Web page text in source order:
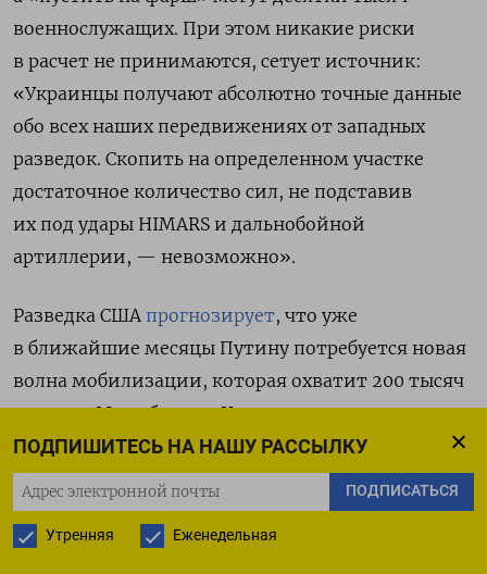
ПОДПИШИТЕСЬ НА НАШУ РАССЫЛКУ
ПОДПИСАТЬСЯ
Утренняя Еженедельная
военнослужащих. При этом никакие риски
в расчет не принимаются, сетует источник:
«Украинцы получают абсолютно точные данные
обо всех наших передвижениях от западных
разведок. Скопить на определенном участке
достаточное количество сил, не подставив
их под удары HIMARS и дальнобойной
артиллерии, — невозможно».
Разведка США прогнозирует, что уже
в ближайшие месяцы Путину потребуется новая
волна мобилизации, которая охватит 200 тысяч
человек. Минобороны Украины заявляет, что
«первая волна» была масштабнее официальных
цифр и позволила армии накопить у границ 500
тысяч солдат.